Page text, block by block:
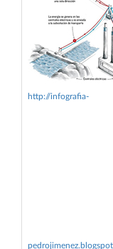
http://infografia-